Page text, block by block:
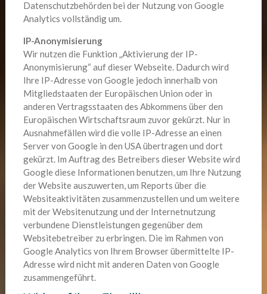
Datenschutzbehörden bei der Nutzung von Google
Analytics vollständig um.
IP-Anonymisierung
Wir nutzen die Funktion „Aktivierung der IP-
Anonymisierung“ auf dieser Webseite. Dadurch wird
Ihre IP-Adresse von Google jedoch innerhalb von
Mitgliedstaaten der Europäischen Union oder in
anderen Vertragsstaaten des Abkommens über den
Europäischen Wirtschaftsraum zuvor gekürzt. Nur in
Ausnahmefällen wird die volle IP-Adresse an einen
Server von Google in den USA übertragen und dort
gekürzt. Im Auftrag des Betreibers dieser Website wird
Google diese Informationen benutzen, um Ihre Nutzung
der Website auszuwerten, um Reports über die
Websiteaktivitäten zusammenzustellen und um weitere
mit der Websitenutzung und der Internetnutzung
verbundene Dienstleistungen gegenüber dem
Websitebetreiber zu erbringen. Die im Rahmen von
Google Analytics von Ihrem Browser übermittelte IP-
Adresse wird nicht mit anderen Daten von Google
zusammengeführt.